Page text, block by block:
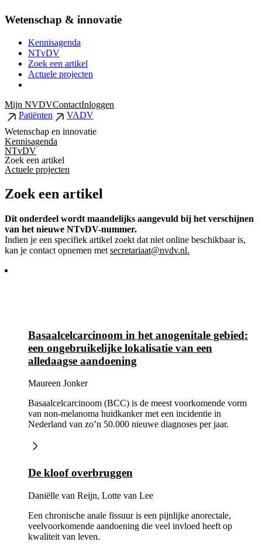
Wetenschap & innovatie
Kennisagenda
NTvDV
Zoek een artikel
Actuele projecten
Mijn NVDVContactInloggen
Patiënten
VADV
Wetenschap en innovatie
Kennisagenda
NTvDV
Zoek een artikel
Actuele projecten
Zoek een artikel
Dit onderdeel wordt maandelijks aangevuld bij het verschijnen
van het nieuwe NTvDV-nummer.
Indien je een specifiek artikel zoekt dat niet online beschikbaar is,
kan je contact opnemen met secretariaat@nvdv.nl.
Basaalcelcarcinoom in het anogenitale gebied:
een ongebruikelijke lokalisatie van een
alledaagse aandoening
Maureen Jonker
Basaalcelcarcinoom (BCC) is de meest voorkomende vorm
van non-melanoma huidkanker met een incidentie in
Nederland van zo’n 50.000 nieuwe diagnoses per jaar.
De kloof overbruggen
Daniëlle van Reijn, Lotte van Lee
Een chronische anale fissuur is een pijnlijke anorectale,
veelvoorkomende aandoening die veel invloed heeft op
kwaliteit van leven.